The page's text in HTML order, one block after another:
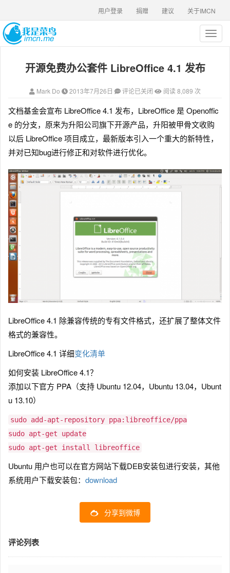
关于IMCN
建议
捐赠
用户登录
T
o
a
v
i
g
i
开源免费办公套件 LibreOffice 4.1 发布
Mark Do 2013年7月26日 评论已关闭 阅读 8,089 次
文档基金会宣布 LibreOffice 4.1 发布，LibreOffice 是 Openoffic
e 的分支，原来为升阳公司旗下开源产品，升阳被甲骨文收购
以后 LibreOffice 项目成立，最新版本引入一个重大的新特性，
并对已知bug进行修正和对软件进行优化。
LibreOffice 4.1 除兼容传统的专有文件格式，还扩展了整体文件
格式的兼容性。
LibreOffice 4.1 详细变化清单
如何安装 LibreOffice 4.1？
添加以下官方 PPA（支持 Ubuntu 12.04，Ubuntu 13.04，Ubunt
u 13.10）
sudo add-apt-repository ppa:libreoffice/ppa
sudo apt-get update
sudo apt-get install libreoffice
Ubuntu 用户也可以在官方网站下载DEB安装包进行安装，其他
系统用户下载安装包： download
分享到微博
评论列表